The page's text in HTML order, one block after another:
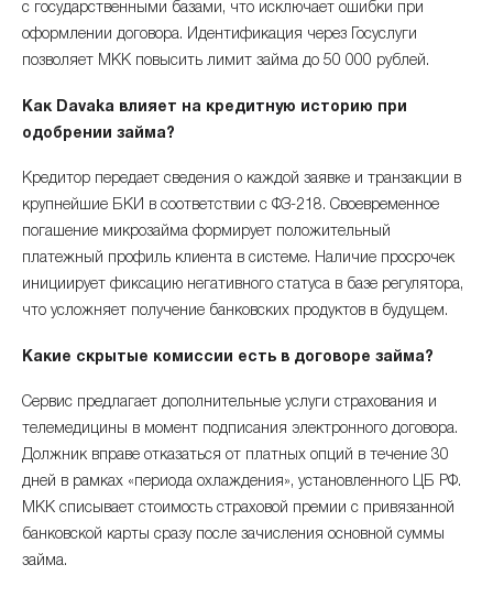
с государственными базами, что исключает ошибки при
оформлении договора. Идентификация через Госуслуги
позволяет МКК повысить лимит займа до 50 000 рублей.
Как Davaka влияет на кредитную историю при
одобрении займа?
Кредитор передает сведения о каждой заявке и транзакции в
крупнейшие БКИ в соответствии с ФЗ-218. Своевременное
погашение микрозайма формирует положительный
платежный профиль клиента в системе. Наличие просрочек
инициирует фиксацию негативного статуса в базе регулятора,
что усложняет получение банковских продуктов в будущем.
Какие скрытые комиссии есть в договоре займа?
Сервис предлагает дополнительные услуги страхования и
телемедицины в момент подписания электронного договора.
Должник вправе отказаться от платных опций в течение 30
дней в рамках «периода охлаждения», установленного ЦБ РФ.
МКК списывает стоимость страховой премии с привязанной
банковской карты сразу после зачисления основной суммы
займа.